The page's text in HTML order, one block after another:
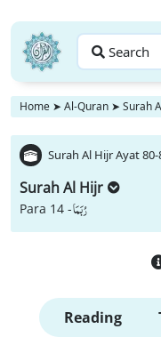
Search
Home ➤ Al-Quran ➤ Surah
Surah Al Hijr Ayat
Surah Al Hijr
Para 14 -رُبَمَا
Reading